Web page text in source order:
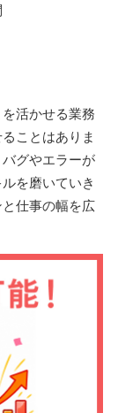
活かせる業務
ことはありま
グやエラーが
を磨いていき
仕事の幅を広